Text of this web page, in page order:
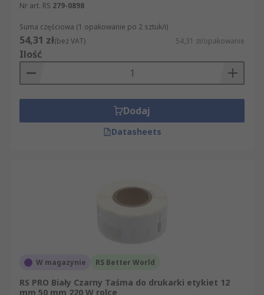
Nr art. RS 279-0898
Suma częściowa (1 opakowanie po 2 sztuk/i)
54,31 zł(bez VAT) 54,31 zł/opakowanie
Ilość
Dodaj
Datasheets
W magazynie RS Better World
RS PRO Biały Czarny Taśma do drukarki etykiet 12
mm 50 mm 220 W rolce